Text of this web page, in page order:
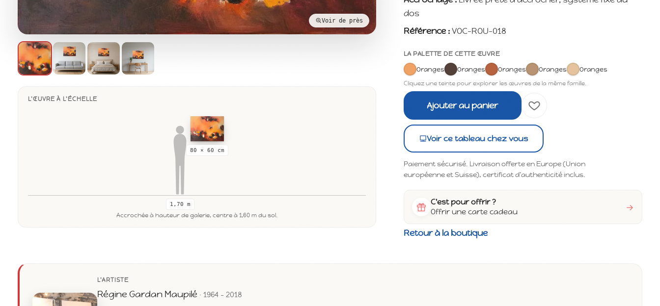
Voir de près
L'ŒUVRE À L'ÉCHELLE
1,70 m
80 × 60 cm
Accrochée à hauteur de galerie, centre à 1,60 m du sol.
dos
Référence :VOC-ROU-018
LA PALETTE DE CETTE ŒUVRE
Oranges
Oranges Oranges Oranges Oranges
Cliquez une teinte pour explorer les œuvres de la même famille.
Ajouter au panier
Voir ce tableau chez vous
Paiement sécurisé. Livraison offerte en Europe (Union
européenne et Suisse), certificat d'authenticité inclus.
C'est pour offrir ?
Offrir une carte cadeau
→
Retour à la boutique
L'ARTISTE
Régine Gardan Maupilé · 1964 - 2018